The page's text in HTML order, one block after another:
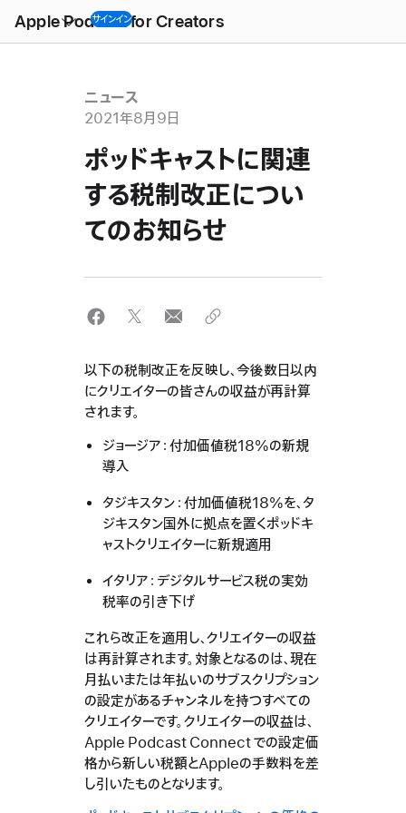
Apple Podcast for Creators
Menu
サインイン
ニュース
2021年8月9日
ポッドキャストに関連
する税制改正につい
てのお知らせ
以下の税制改正を反映し、今後数日以内
にクリエイターの皆さんの収益が再計算
されます。
ジョージア：付加価値税18%の新規
導入
タジキスタン：付加価値税18%を、タ
ジキスタン国外に拠点を置くポッドキ
ャストクリエイターに新規適用
イタリア：デジタルサービス税の実効
税率の引き下げ
これら改正を適用し、クリエイターの収益
は再計算されます。対象となるのは、現在
月払いまたは年払いのサブスクリプション
の設定があるチャンネルを持つすべての
クリエイターです。クリエイターの収益は、
Apple Podcast Connect での設定価
格から新しい税額とAppleの手数料を差
し引いたものとなります。